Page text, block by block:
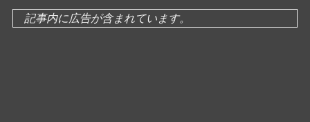
記事内に広告が含まれています。